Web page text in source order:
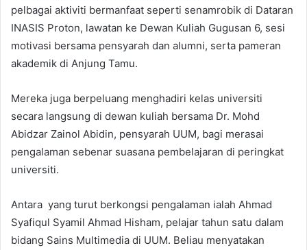
pelbagai aktiviti bermanfaat seperti senamrobik di Dataran
INASIS Proton, lawatan ke Dewan Kuliah Gugusan 6, sesi
motivasi bersama pensyarah dan alumni, serta pameran
akademik di Anjung Tamu.
Mereka juga berpeluang menghadiri kelas universiti
secara langsung di dewan kuliah bersama Dr. Mohd
Abidzar Zainol Abidin, pensyarah UUM, bagi merasai
pengalaman sebenar suasana pembelajaran di peringkat
universiti.
Antara yang turut berkongsi pengalaman ialah Ahmad
Syafiqul Syamil Ahmad Hisham, pelajar tahun satu dalam
bidang Sains Multimedia di UUM. Beliau menyatakan